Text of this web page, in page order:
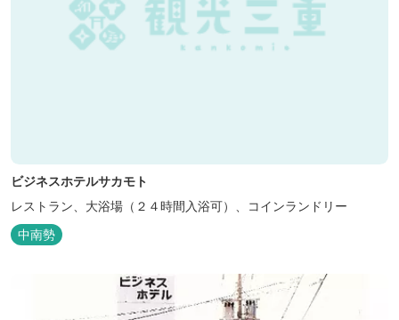
ビジネスホテルサカモト
レストラン、大浴場（２４時間入浴可）、コインランドリー
中南勢